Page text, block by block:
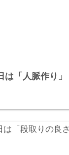
は「人脈作り」